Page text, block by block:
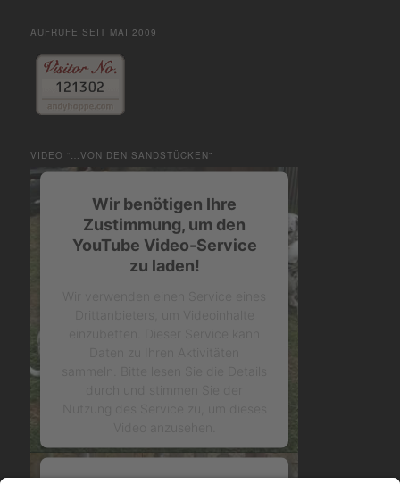
AUFRUFE SEIT MAI 2009
VIDEO “…VON DEN SANDSTÜCKEN”
Wir benötigen Ihre
Zustimmung, um den
YouTube Video-Service
zu laden!
Mehr Informationen